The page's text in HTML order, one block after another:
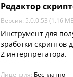
Редактор
Версия: 5.0.0.53 (1.16
Инструмент для
зработки скриптов
Z интерпретатора.
Лицензия: Бесплатно